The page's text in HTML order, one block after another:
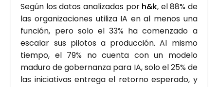
Según los datos ana­li­za­dos por h&k, el 88% de
las orga­ni­za­cio­nes uti­li­za IA en al menos una
fun­ción, pero solo el 33% ha comen­za­do a
esca­lar sus pilo­tos a pro­duc­ción. Al mis­mo
tiem­po, el 79% no cuen­ta con un mode­lo
madu­ro de gober­nan­za para IA, solo el 25% de
las ini­cia­ti­vas entre­ga el retorno espe­ra­do, y